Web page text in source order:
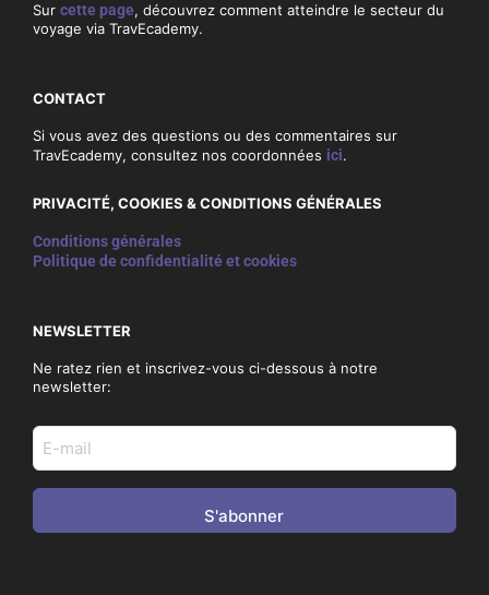
Sur cette page, découvrez comment atteindre le secteur du
voyage via TravEcademy.
CONTACT
Si vous avez des questions ou des commentaires sur
TravEcademy, consultez nos coordonnées ici.
PRIVACITÉ, COOKIES & CONDITIONS GÉNÉRALES
Conditions générales
Politique de confidentialité et cookies
NEWSLETTER
Ne ratez rien et inscrivez-vous ci-dessous à notre
newsletter:
E-
mail